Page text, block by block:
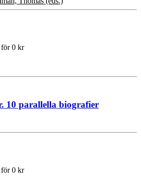
för 0 kr
10 parallella biografier
för 0 kr